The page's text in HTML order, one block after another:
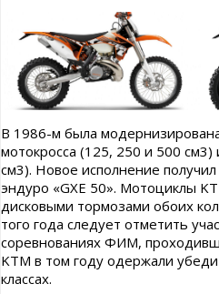
В 1986-м была
мотокросса (125, 250 и 500
см3). Новое исполнение
эндуро «GXE 50». Мотоциклы
дисковыми тормозами обоих
того года следует отметить
соревнованиях ФИМ,
KTM в том году одержали
классах.